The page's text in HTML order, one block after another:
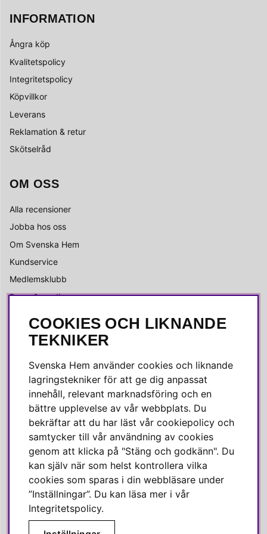
INFORMATION
Ångra köp
Kvalitetspolicy
Integritetspolicy
Köpvillkor
Leverans
Reklamation & retur
Skötselråd
OM OSS
Alla recensioner
Jobba hos oss
Om Svenska Hem
Kundservice
Medlemsklubb
Press & media
SOCIALA MEDIER
Instagram
Linkedin
Pinterest
SVENSKA HEM
Varmt välkommen till Svenska Hem!
Vi värdesätter våra kunder högt och finns här för att hjälpa dig
om du har några frågor eller vill ha inspiration.
COOKIES OCH LIKNANDE
TEKNIKER
Svenska Hem använder cookies och liknande
lagringstekniker för att ge dig anpassat
innehåll, relevant marknadsföring och en
bättre upplevelse av vår webbplats. Du
bekräftar att du har läst vår cookiepolicy och
samtycker till vår användning av cookies
genom att klicka på "Stäng och godkänn". Du
kan själv när som helst kontrollera vilka
cookies som sparas i din webbläsare under
”Inställningar”. Du kan läsa mer i vår
Integritetspolicy.